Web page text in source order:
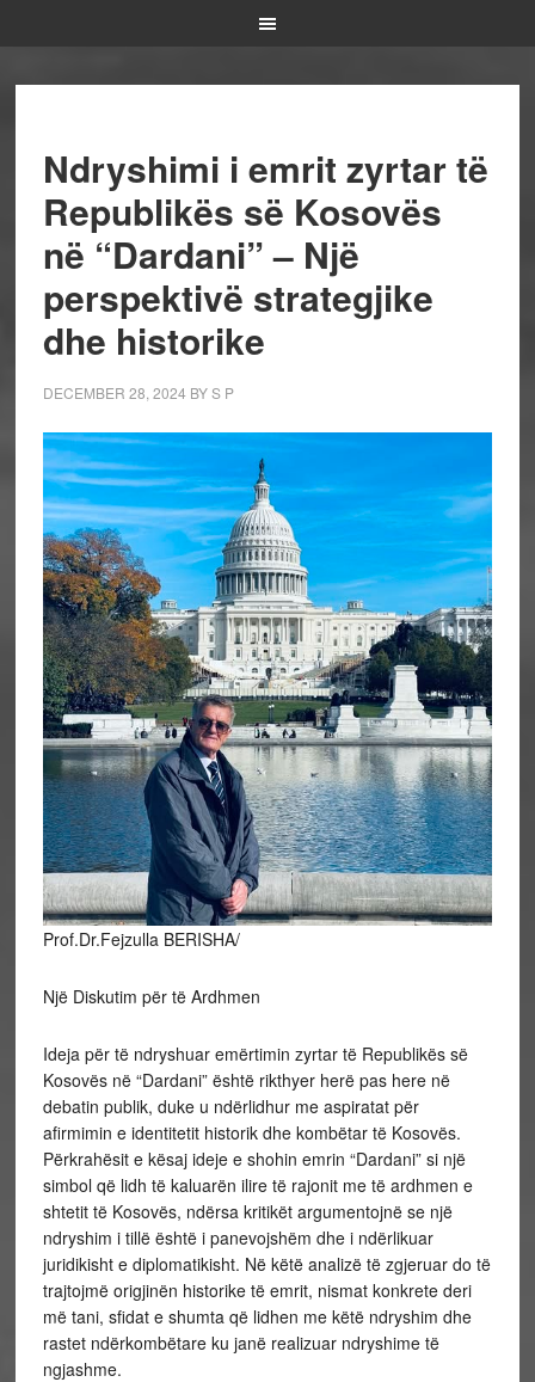
Ndryshimi i emrit zyrtar të
Republikës së Kosovës
në “Dardani” – Një
perspektivë strategjike
dhe historike
DECEMBER 28, 2024 BYS P
Prof.Dr.Fejzulla BERISHA/
Një Diskutim për të Ardhmen
Ideja për të ndryshuar emërtimin zyrtar të Republikës së
Kosovës në “Dardani” është rikthyer herë pas here në
debatin publik, duke u ndërlidhur me aspiratat për
afirmimin e identitetit historik dhe kombëtar të Kosovës.
Përkrahësit e kësaj ideje e shohin emrin “Dardani” si një
simbol që lidh të kaluarën ilire të rajonit me të ardhmen e
shtetit të Kosovës, ndërsa kritikët argumentojnë se një
ndryshim i tillë është i panevojshëm dhe i ndërlikuar
juridikisht e diplomatikisht. Në këtë analizë të zgjeruar do të
trajtojmë origjinën historike të emrit, nismat konkrete deri
më tani, sfidat e shumta që lidhen me këtë ndryshim dhe
rastet ndërkombëtare ku janë realizuar ndryshime të
ngjashme.